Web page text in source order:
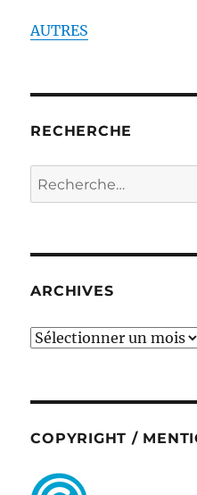
AUTRES
RECHERCHE
Recherche
pour :
ARCHIVES
ARCHIVES
COPYRIGHT /